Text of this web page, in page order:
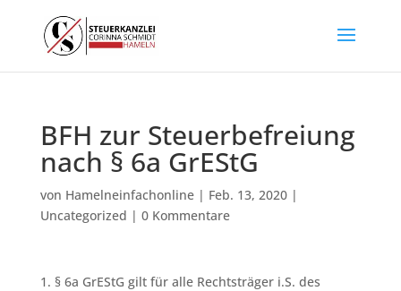
BFH zur Steuerbefreiung
nach § 6a GrEStG
von Hamelneinfachonline| Feb. 13, 2020|
Uncategorized | 0 Kommentare
1. § 6a GrEStG gilt für alle Rechtsträger i.S. des